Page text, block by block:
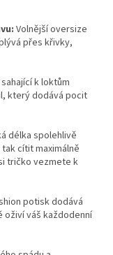
Volnější oversize
přes křivky,
k loktům
který dodává pocit
délka spolehlivě
cítit maximálně
tričko vezmete k
potisk dodává
váš každodenní